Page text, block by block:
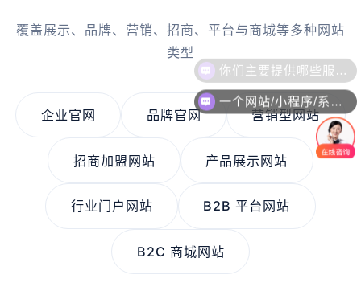
覆盖展示、品牌、营销、招商、平台与商城等多种网站
类型
企业官网 品牌官网 营销型网站
招商加盟网站 产品展示网站
行业门户网站 B2B 平台网站
B2C 商城网站